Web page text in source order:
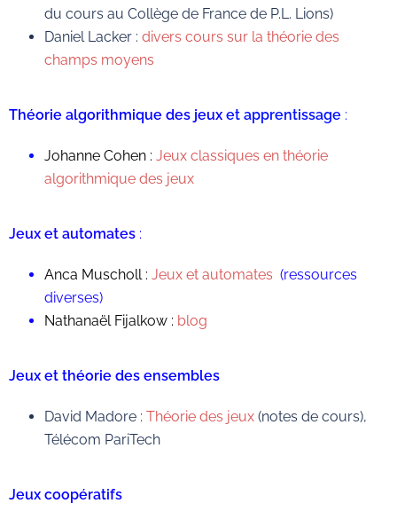
du cours au Collège de France de P.L. Lions)
Daniel Lacker : divers cours sur la théorie des
champs moyens
Théorie algorithmique des jeux et apprentissage :
Johanne Cohen : Jeux classiques en théorie
algorithmique des jeux
Jeux et automates :
Anca Muscholl : Jeux et automates (ressources
diverses)
Nathanaël Fijalkow : blog
Jeux et théorie des ensembles
David Madore : Théorie des jeux (notes de cours),
Télécom PariTech
Jeux coopératifs